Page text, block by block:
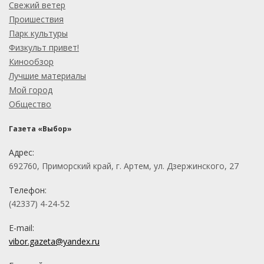
Свежий ветер
Проишествия
Парк культуры
Физкульт привет!
Кинообзор
Лучшие материалы
Мой город
Общество
Газета «Выбор»
Адрес:
692760, Приморский край, г. Артем, ул. Дзержинского, 27
Телефон:
(42337) 4-24-52
E-mail:
vibor.gazeta@yandex.ru